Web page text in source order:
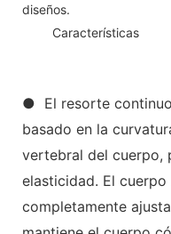
diseños.
Características
● El resorte
basado en la
vertebral del cuerpo,
elasticidad. El
completamente